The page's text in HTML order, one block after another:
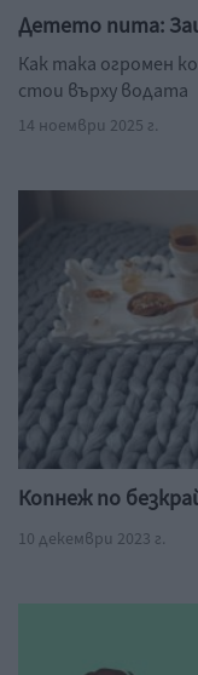
Детето пита:
Как така огромен
стои върху водата
14 ноември 2025 г.
Копнеж по
10 декември 2023 г.